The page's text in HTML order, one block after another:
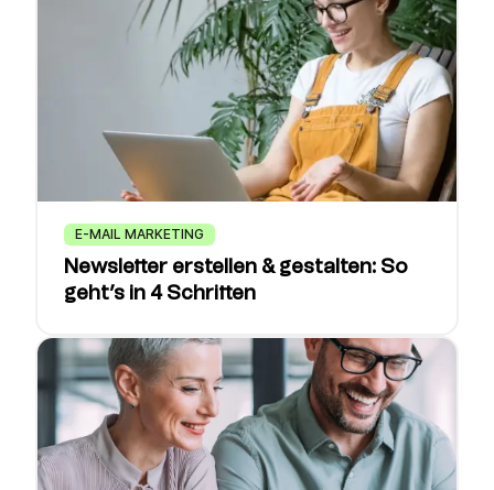
E-MAIL MARKETING
Newsletter erstellen & gestalten: So
geht’s in 4 Schritten